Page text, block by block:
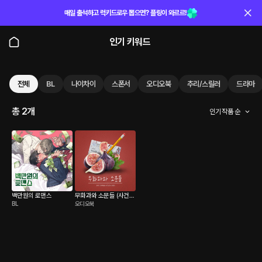
매일 출석하고 럭키드로우 뽑으면? 플링이 와르르!
인기 키워드
전체 BL 나이차이 스폰서 오디오북 추리/스릴러 드라마
총 2개 인기 작품 순
백만원의 로맨스
BL
무화과와 소문들 (사건보
고서 2023)
오디오북